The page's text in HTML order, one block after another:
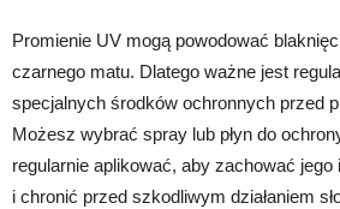
Promienie UV mogą powodować
czarnego matu. Dlatego ważne jest
specjalnych środków ochronnych przed
Możesz wybrać spray lub płyn do
regularnie aplikować, aby zachować
i chronić przed szkodliwym działaniem